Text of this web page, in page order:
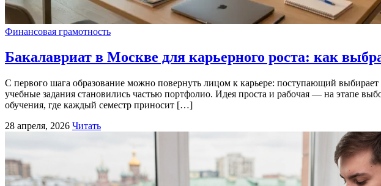
Финансовая грамотность
Бакалавриат в Москве для карьерного роста: как
С первого шага образование можно повернуть лицом к карьере: поступающий выбирает
учебные задания становились частью портфолио. Идея проста и рабочая — на этапе
обучения, где каждый семестр приносит […]
28 апреля, 2026 Читать